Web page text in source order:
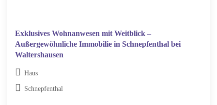
Exklusives Wohnanwesen mit Weitblick –
Außergewöhnliche Immobilie in Schnepfenthal bei
Waltershausen
Haus
Schnepfenthal